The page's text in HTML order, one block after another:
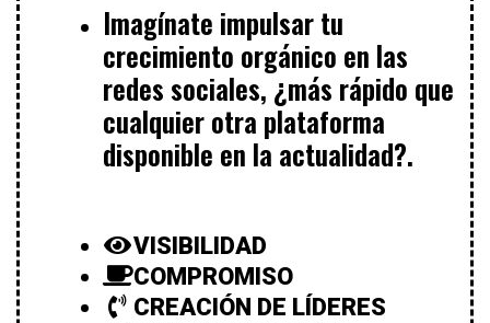
Imagínate impulsar tu
crecimiento orgánico en las
redes sociales, ¿más rápido que
cualquier otra plataforma
disponible en la actualidad?.
VISIBILIDAD
COMPROMISO
CREACIÓN DE LÍDERES